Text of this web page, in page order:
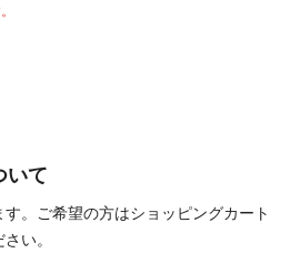
いて
。ご希望の方はショッピングカート
い。